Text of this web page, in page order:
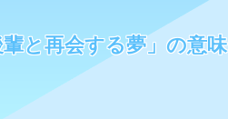
輩と再会する夢」の意味